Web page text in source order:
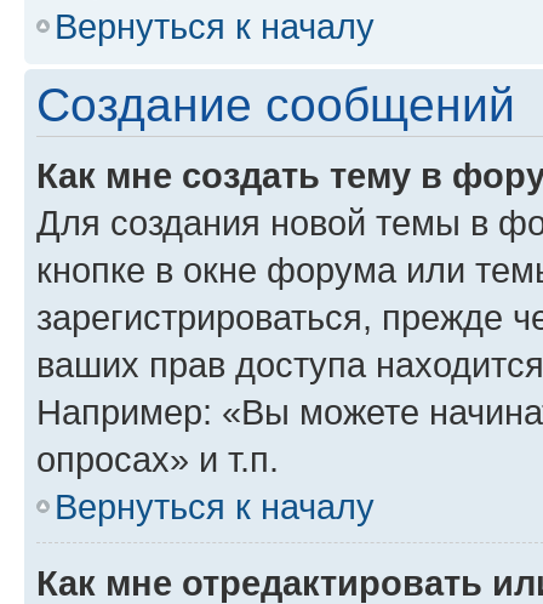
Вернуться к началу
Создание сообщений
Как мне создать тему в
Для создания новой темы в
кнопке в окне форума или
зарегистрироваться, прежде
ваших прав доступа
Например: «Вы можете
опросах» и т.п.
Вернуться к началу
Как мне отредактировать